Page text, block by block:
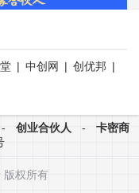
| 中创网 | 创优邦 |
- 创业合伙人 -
卡密商
版权所有